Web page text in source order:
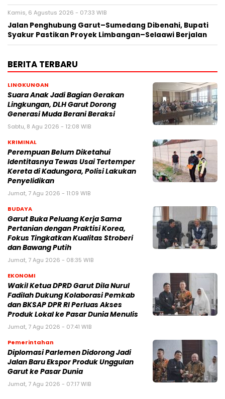
Kamis, 6 Agustus 2026 - 07:33 WIB
Jalan Penghubung Garut–Sumedang Dibenahi, Bupati
Syakur Pastikan Proyek Limbangan–Selaawi Berjalan
BERITA TERBARU
LINGKUNGAN
Suara Anak Jadi Bagian Gerakan
Lingkungan, DLH Garut Dorong
Generasi Muda Berani Beraksi
Sabtu, 8 Agu 2026 - 12:08 WIB
KRIMINAL
Perempuan Belum Diketahui
Identitasnya Tewas Usai Tertemper
Kereta di Kadungora, Polisi Lakukan
Penyelidikan
Jumat, 7 Agu 2026 - 11:09 WIB
BUDAYA
Garut Buka Peluang Kerja Sama
Pertanian dengan Praktisi Korea,
Fokus Tingkatkan Kualitas Stroberi
dan Bawang Putih
Jumat, 7 Agu 2026 - 08:35 WIB
EKONOMI
Wakil Ketua DPRD Garut Dila Nurul
Fadilah Dukung Kolaborasi Pemkab
dan BKSAP DPR RI Perluas Akses
Produk Lokal ke Pasar Dunia Menulis
Jumat, 7 Agu 2026 - 07:41 WIB
Pemerintahan
Diplomasi Parlemen Didorong Jadi
Jalan Baru Ekspor Produk Unggulan
Garut ke Pasar Dunia
Jumat, 7 Agu 2026 - 07:17 WIB